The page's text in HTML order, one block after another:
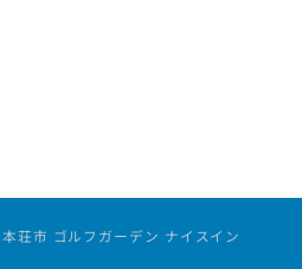
荘市 ゴルフガーデン ナイスイン